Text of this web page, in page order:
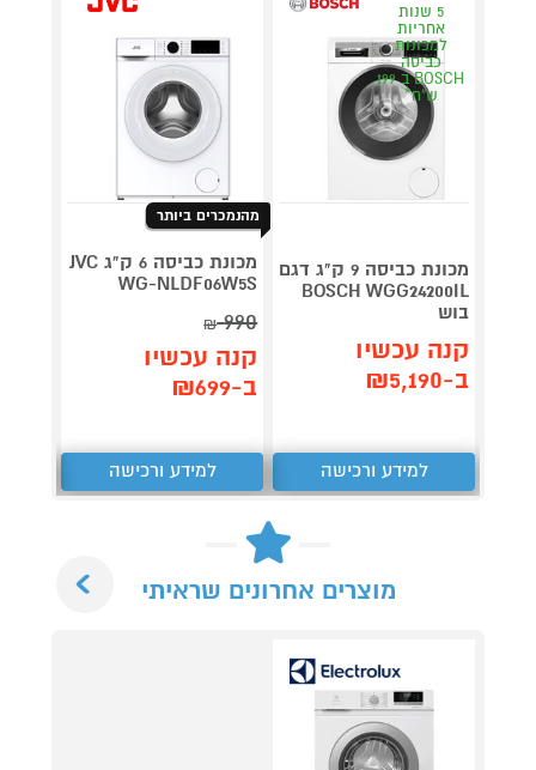
5 שנות
אחריות
למכונות
כביסה
BOSCH ב 199
ש"ח*
מכונת כביסה 9 ק"ג דגם
BOSCH WGG24200IL
בוש
קנה עכשיו
ב-₪5,190
למידע ורכישה
מהנמכרים ביותר
מכונת כביסה 6 ק"ג JVC
WG-NLDF06W5S
990
₪
קנה עכשיו
ב-₪699
למידע ורכישה
מוצרים אחרונים שראיתי